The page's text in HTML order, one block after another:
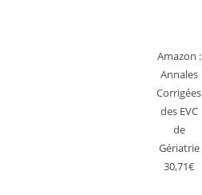
Amazon :
Annales
Corrigées
des EVC
de
Gériatrie
30,71€